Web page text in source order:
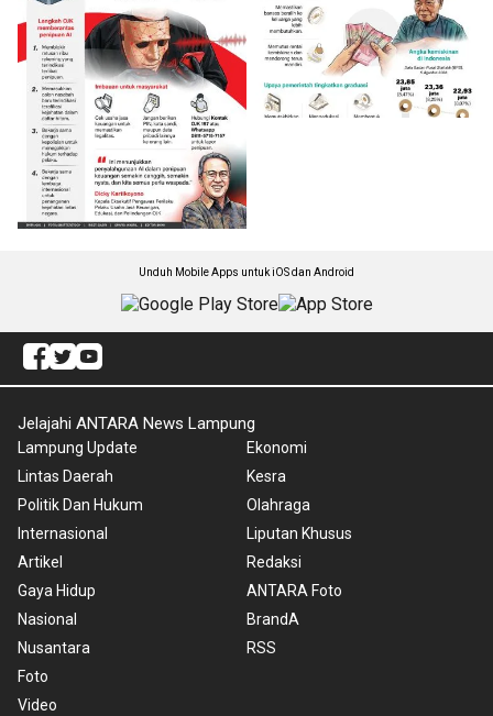
Unduh Mobile Apps untuk iOS dan Android
Jelajahi ANTARA News Lampung
Lampung Update
Lintas Daerah
Politik Dan Hukum
Internasional
Artikel
Gaya Hidup
Nasional
Nusantara
Foto
Video
Ekonomi
Kesra
Olahraga
Liputan Khusus
Redaksi
ANTARA Foto
BrandA
RSS